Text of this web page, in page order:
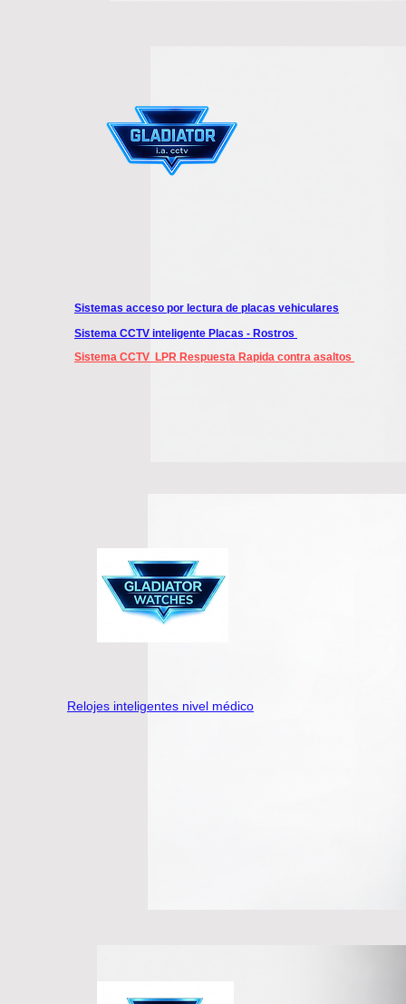
Sistema CCTV LPR Respuesta Rapida contra asaltos
Sistema CCTV inteligente Placas - Rostros
Sistemas acceso por lectura de placas vehiculares
Relojes inteligentes nivel médico